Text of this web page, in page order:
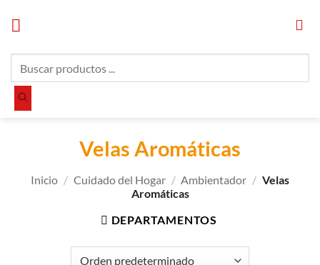
productos
Velas Aromáticas
Inicio / Cuidado del Hogar / Ambientador / Velas
Aromáticas
DEPARTAMENTOS